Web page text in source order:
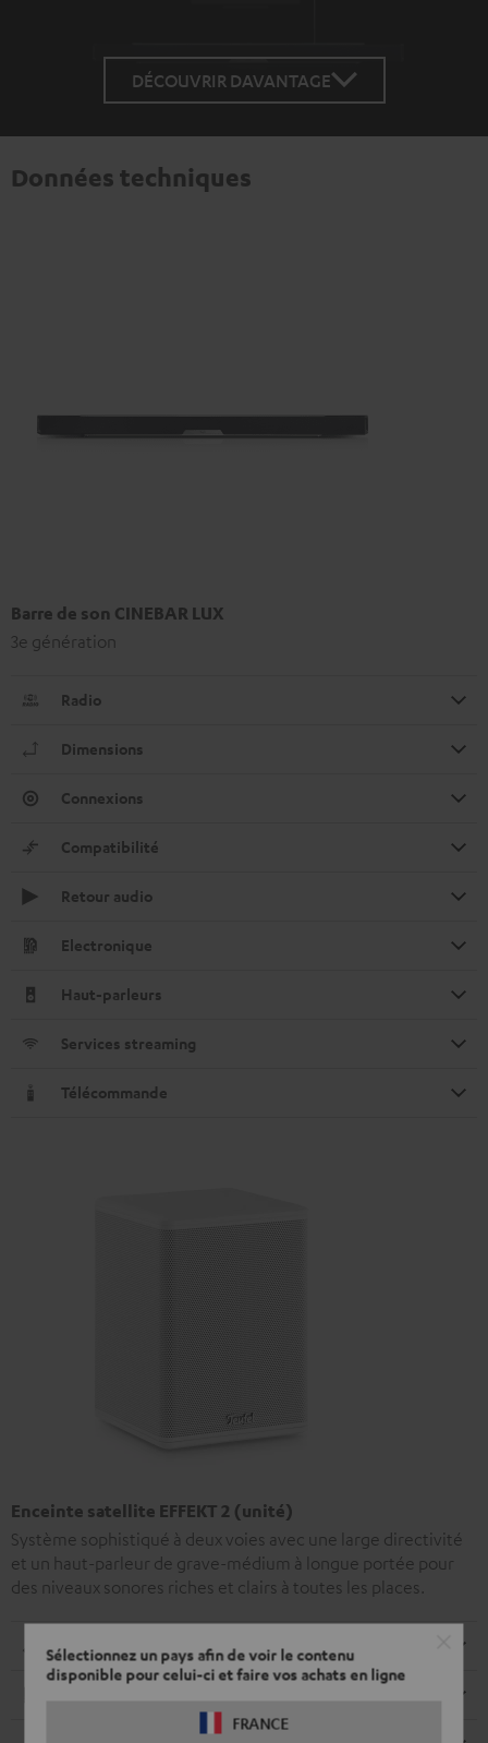
Sélectionnez un pays afin de voir le contenu
disponible pour celui-ci et faire vos achats en ligne
FRANCE
DÉCOUVRIR DAVANTAGE
Données techniques
Barre de son CINEBAR LUX
3e génération
Radio
Dimensions
Connexions
Compatibilité
Retour audio
Electronique
Haut-parleurs
Services streaming
Télécommande
Enceinte satellite EFFEKT 2 (unité)
Système sophistiqué à deux voies avec une large directivité
et un haut-parleur de grave-médium à longue portée pour
des niveaux sonores riches et clairs à toutes les places.
Dimensions